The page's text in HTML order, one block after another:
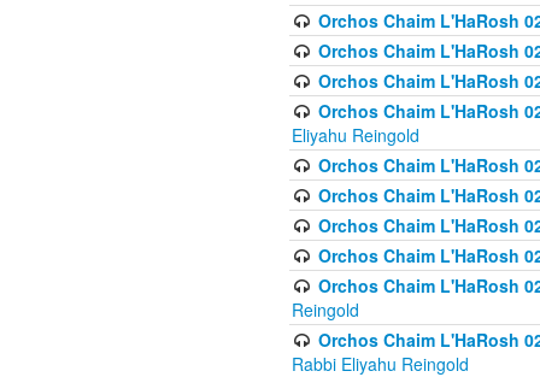
Orchos Chaim L'HaRosh
Orchos Chaim L'HaRosh
Orchos Chaim L'HaRosh
Orchos Chaim L'HaRosh
Eliyahu Reingold
Orchos Chaim L'HaRosh
Orchos Chaim L'HaRosh
Orchos Chaim L'HaRosh
Orchos Chaim L'HaRosh
Orchos Chaim L'HaRosh
Reingold
Orchos Chaim L'HaRosh
Rabbi Eliyahu Reingold